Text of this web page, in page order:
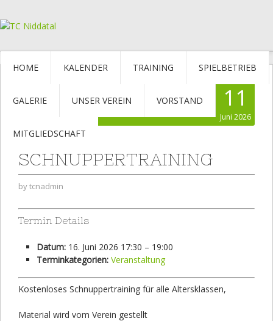
HOME KALENDER TRAINING SPIELBETRIEB
GALERIE UNSER VEREIN VORSTAND
MITGLIEDSCHAFT
11
Juni 2026
SCHNUPPERTRAINING
bytcnadmin
Termin Details
Datum: 16. Juni 2026 17:30 – 19:00
Terminkategorien: Veranstaltung
Kostenloses Schnuppertraining für alle Altersklassen,
Material wird vom Verein gestellt